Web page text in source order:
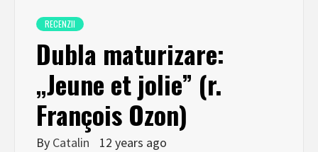
RECENZII
Dubla maturizare:
„Jeune et jolie” (r.
François Ozon)
By Catalin 12 years ago